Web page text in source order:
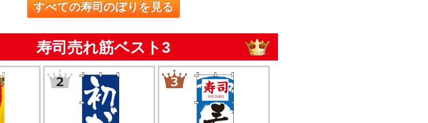
すべての寿司のぼりを見る
寿司売れ筋ベスト3